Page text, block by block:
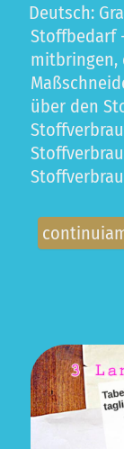
Deutsch:
Stoffbedarf
mitbringen,
über den